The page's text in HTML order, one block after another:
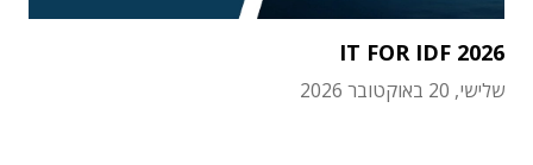
IT FOR IDF 2026
שלישי, 20 באוקטובר 2026